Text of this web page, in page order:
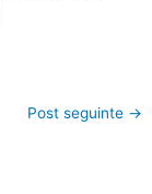
Post seguinte →